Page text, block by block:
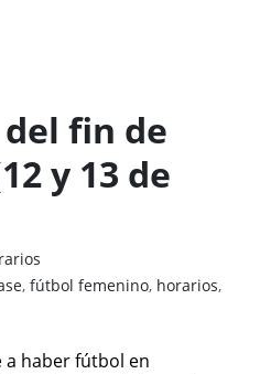
fin de
y 13 de
,fútbol femenino, horarios,
a haber fútbol en